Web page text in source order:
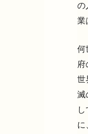
の
業
何
世
滅
に